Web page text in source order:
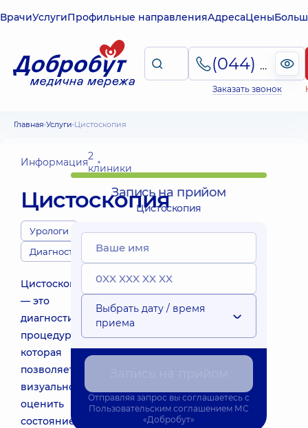
ВрачиУслугиПрофильные направленияАдресаЦены
(044) 495-2-888
Заказать звонок
Главная Услуги Цистоскопия
Информация2
клиники
Цистоскопия
Урологи
Диагносты
Цистоскопия
— это
диагностическая
процедура,
которая
позволяет
визуально
оценить
состояние
Запись на прийом
Цистоскопия
Выбрать дату / время
приема
Отправляя запрос вы соглашаетесь с
Пользовательским соглашением МС
«Добробут»